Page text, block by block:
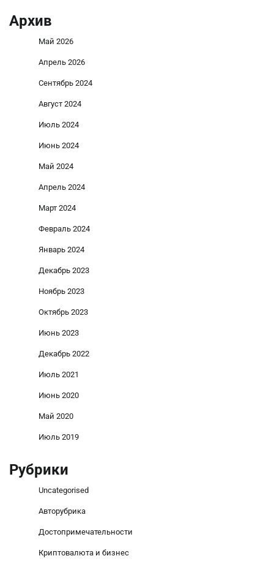
Архив
Май 2026
Апрель 2026
Сентябрь 2024
Август 2024
Июль 2024
Июнь 2024
Май 2024
Апрель 2024
Март 2024
Февраль 2024
Январь 2024
Декабрь 2023
Ноябрь 2023
Октябрь 2023
Июнь 2023
Декабрь 2022
Июль 2021
Июнь 2020
Май 2020
Июль 2019
Рубрики
Uncategorised
Авторубрика
Достопримечательности
Криптовалюта и бизнес